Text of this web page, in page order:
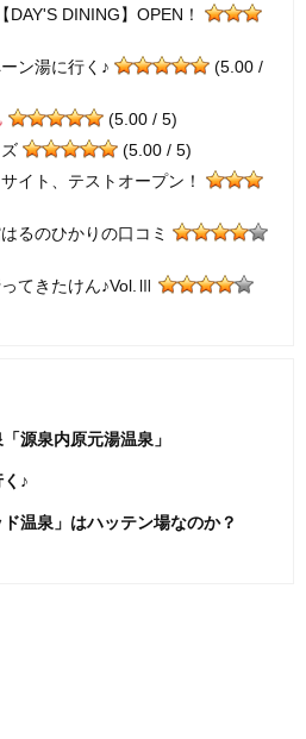
DAY'S DINING】OPEN！
ン湯に行く♪
(5.00 /
(5.00 / 5)
(5.00 / 5)
イト、テストオープン！
るのひかりの口コミ
てきたけん♪Vol.Ⅲ
源泉内原元湯温泉」
♪
温泉」はハッテン場なのか？